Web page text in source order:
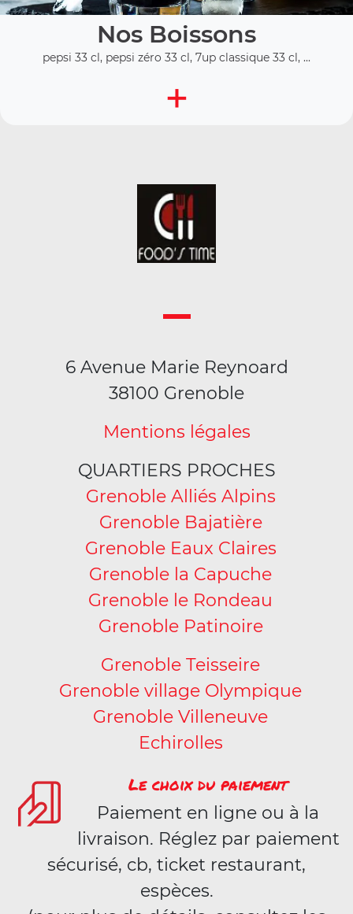
Nos Boissons
pepsi 33 cl, pepsi zéro 33 cl, 7up classique 33 cl, ...
+
6 Avenue Marie Reynoard
38100 Grenoble
Mentions légales
QUARTIERS PROCHES
Grenoble Alliés Alpins
Grenoble Bajatière
Grenoble Eaux Claires
Grenoble la Capuche
Grenoble le Rondeau
Grenoble Patinoire
Grenoble Teisseire
Grenoble village Olympique
Grenoble Villeneuve
Echirolles
Le choix du paiement
Paiement en ligne ou à la
livraison. Réglez par paiement
sécurisé, cb, ticket restaurant,
espèces.